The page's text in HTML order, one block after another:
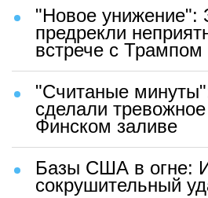
"Новое унижение":
предрекли
встрече с Трампом
"Считаные
сделали
Финском заливе
Базы США в огне:
сокрушительный